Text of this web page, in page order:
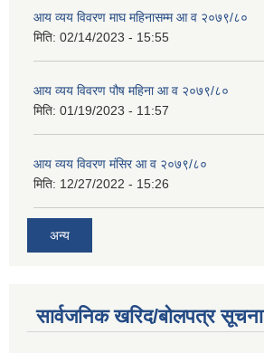
आय व्यय विवरण माघ महिनासम्म आ व २०७९/८०
मिति: 02/14/2023 - 15:55
आय व्यय विवरण पौष महिना आ व २०७९/८०
मिति: 01/19/2023 - 11:57
आय व्यय विवरण मंसिर आ व २०७९/८०
मिति: 12/27/2022 - 15:26
अन्य
सार्वजनिक खरिद/बोलपत्र सूचना